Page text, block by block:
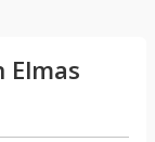
Elmas